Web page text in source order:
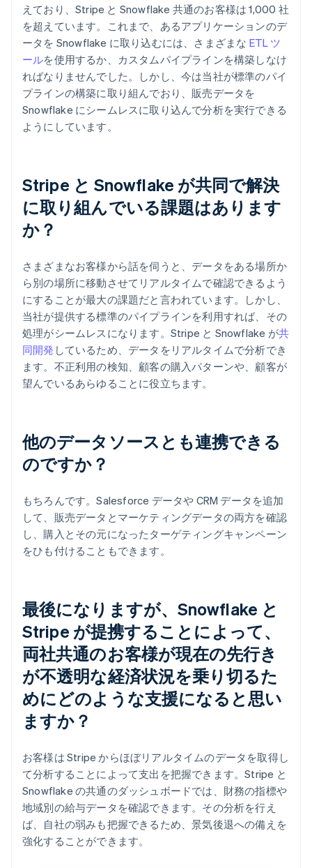
えており、Stripe と Snowflake 共通のお客様は 1,000 社
を超えています。これまで、あるアプリケーションのデ
ータを Snowflake に取り込むには、さまざまな ETL ツ
ールを使用するか、カスタムパイプラインを構築しなけ
ればなりませんでした。しかし、今は当社が標準のパイ
プラインの構築に取り組んでおり、販売データを
Snowflake にシームレスに取り込んで分析を実行できる
ようにしています。
Stripe と Snowflake が共同で解決
に取り組んでいる課題はあります
か？
さまざまなお客様から話を伺うと、データをある場所か
ら別の場所に移動させてリアルタイムで確認できるよう
にすることが最大の課題だと言われています。しかし、
当社が提供する標準のパイプラインを利用すれば、その
処理がシームレスになります。Stripe と Snowflake が共
同開発 しているため、データをリアルタイムで分析でき
ます。不正利用の検知、顧客の購入パターンや、顧客が
望んでいるあらゆることに役立ちます。
他のデータソースとも連携できる
のですか？
もちろんです。Salesforce データや CRM データを追加
して、販売データとマーケティングデータの両方を確認
し、購入とその元になったターゲティングキャンペーン
をひも付けることもできます。
最後になりますが、Snowflake と
Stripe が提携することによって、
両社共通のお客様が現在の先行き
が不透明な経済状況を乗り切るた
めにどのような支援になると思い
ますか？
お客様は Stripe からほぼリアルタイムのデータを取得し
て分析することによって支出を把握できます。Stripe と
Snowflake の共通のダッシュボードでは、財務の指標や
地域別の給与データを確認できます。その分析を行え
ば、自社の弱みも把握できるため、景気後退への備えを
強化することができます。